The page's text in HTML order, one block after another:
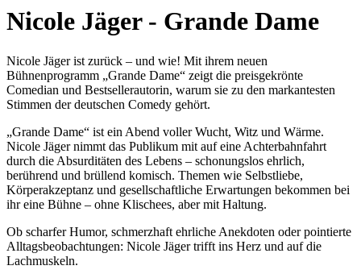
Nicole Jäger - Grande Dame
Nicole Jäger ist zurück – und wie! Mit ihrem neuen
Bühnenprogramm „Grande Dame“ zeigt die preisgekrönte
Comedian und Bestsellerautorin, warum sie zu den markantesten
Stimmen der deutschen Comedy gehört.
„Grande Dame“ ist ein Abend voller Wucht, Witz und Wärme.
Nicole Jäger nimmt das Publikum mit auf eine Achterbahnfahrt
durch die Absurditäten des Lebens – schonungslos ehrlich,
berührend und brüllend komisch. Themen wie Selbstliebe,
Körperakzeptanz und gesellschaftliche Erwartungen bekommen bei
ihr eine Bühne – ohne Klischees, aber mit Haltung.
Ob scharfer Humor, schmerzhaft ehrliche Anekdoten oder pointierte
Alltagsbeobachtungen: Nicole Jäger trifft ins Herz und auf die
Lachmuskeln.